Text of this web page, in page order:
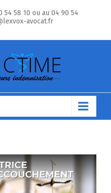
54 58 10 ou au 04 90 54
avocat.fr